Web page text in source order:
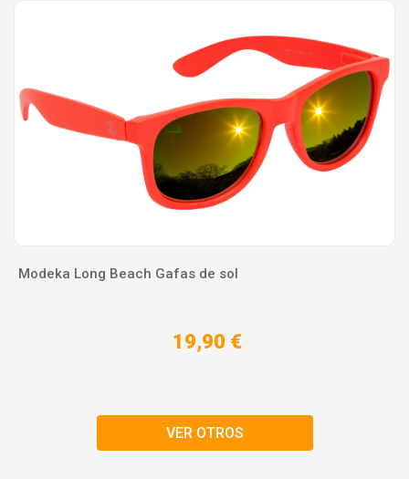
Modeka Long Beach Gafas de sol
19,90 €
VER OTROS